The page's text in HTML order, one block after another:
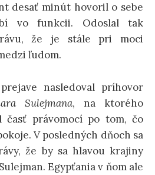
desať minút hovoril o sebe
vo funkcii. Odoslal tak
že je stále pri moci
ľudom.
nasledoval príhovor
Sulejmana, na ktorého
časť právomocí po tom, čo
V posledných dňoch sa
že by sa hlavou krajiny
Egypťania v ňom ale